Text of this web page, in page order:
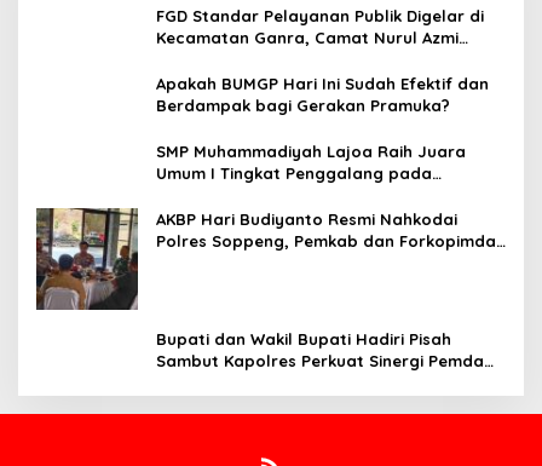
FGD Standar Pelayanan Publik Digelar di
Kecamatan Ganra, Camat Nurul Azmi
Transparan, Akuntabel, dan Cepat
Apakah BUMGP Hari Ini Sudah Efektif dan
Berdampak bagi Gerakan Pramuka?
SMP Muhammadiyah Lajoa Raih Juara
Umum I Tingkat Penggalang pada
Soppeng
AKBP Hari Budiyanto Resmi Nahkodai
Polres Soppeng, Pemkab dan Forkopimda
Bupati dan Wakil Bupati Hadiri Pisah
Sambut Kapolres Perkuat Sinergi Pemda